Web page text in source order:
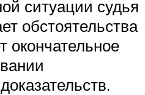
ситуации судья
обстоятельства
окончательное